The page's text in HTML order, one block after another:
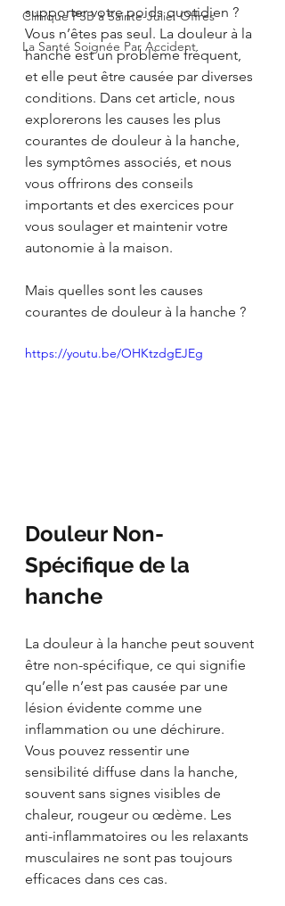
Clinique PSB à Sainte-Julie: Offres
La Santé Soignée Par Accident
supporter votre poids quotidien ?
Vous n’êtes pas seul. La douleur à la
hanche est un problème fréquent,
et elle peut être causée par diverses
conditions. Dans cet article, nous
explorerons les causes les plus
courantes de douleur à la hanche,
les symptômes associés, et nous
vous offrirons des conseils
importants et des exercices pour
vous soulager et maintenir votre
autonomie à la maison.
Mais quelles sont les causes
courantes de douleur à la hanche ?
https://youtu.be/OHKtzdgEJEg
Douleur Non-
Spécifique de la
hanche
La douleur à la hanche peut souvent
être non-spécifique, ce qui signifie
qu’elle n’est pas causée par une
lésion évidente comme une
inflammation ou une déchirure.
Vous pouvez ressentir une
sensibilité diffuse dans la hanche,
souvent sans signes visibles de
chaleur, rougeur ou œdème. Les
anti-inflammatoires ou les relaxants
musculaires ne sont pas toujours
efficaces dans ces cas.